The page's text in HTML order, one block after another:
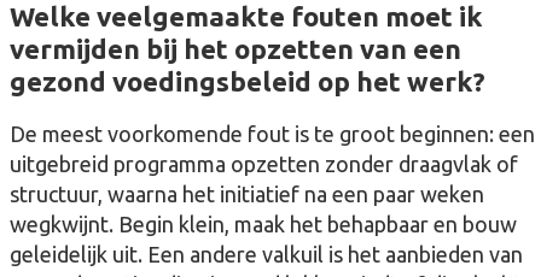
Welke veelgemaakte fouten moet ik
vermijden bij het opzetten van een
gezond voedingsbeleid op het werk?
De meest voorkomende fout is te groot beginnen: een
uitgebreid programma opzetten zonder draagvlak of
structuur, waarna het initiatief na een paar weken
wegkwijnt. Begin klein, maak het behapbaar en bouw
geleidelijk uit. Een andere valkuil is het aanbieden van